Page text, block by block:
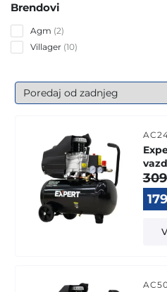
Brendovi
Agm 22
products
Villager 1010